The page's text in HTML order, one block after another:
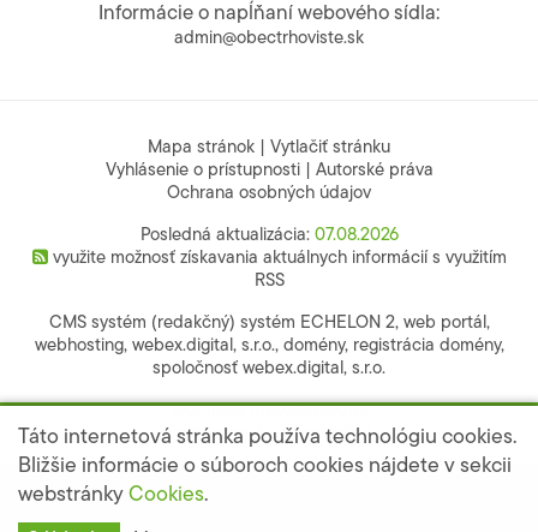
Táto internetová stránka používa technológiu cookies.
Bližšie informácie o súboroch cookies nájdete v sekcii
webstránky Cookies.
Informácie o napĺňaní webového sídla:
admin@obectrhoviste.sk
Mapa stránok
Vytlačiť stránku
Vyhlásenie o prístupnosti| Autorské práva
Ochrana osobných údajov
Posledná aktualizácia: 07.08.2026
využite možnosť získavania aktuálnych informácií s využitím
RSS
CMS systém (redakčný) systém ECHELON 2, web portál,
webhosting, webex.digital, s.r.o., domény, registrácia domény,
spoločnosť webex.digital, s.r.o.
technický prevádzkovateľ
webdesign| webex.digital